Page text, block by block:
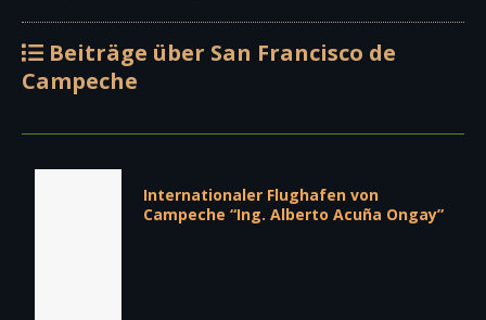
Beiträge über San Francisco de
Campeche
Internationaler Flughafen von
Campeche “Ing. Alberto Acuña Ongay”